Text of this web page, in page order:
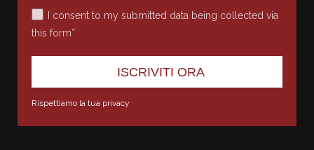
I consent to my submitted data being collected via
this form*
Rispettiamo la tua privacy